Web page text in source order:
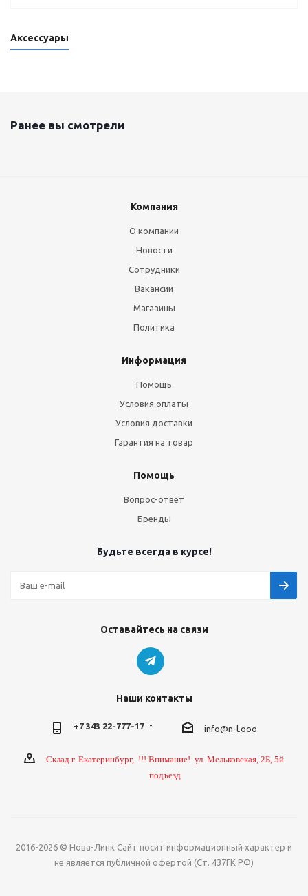
Аксессуары
Ранее вы смотрели
Компания
О компании
Новости
Сотрудники
Вакансии
Магазины
Политика
Информация
Помощь
Условия оплаты
Условия доставки
Гарантия на товар
Помощь
Вопрос-ответ
Бренды
Будьте всегда в курсе!
Оставайтесь на связи
Наши контакты
+7 343 22-777-17 info@n-l.ooo
Склад г. Екатеринбург, !!! Внимание! ул. Мельковская, 2Б, 5й
подъезд
2016-2026 © Нова-Линк Сайт носит информационный характер и
не является публичной офертой (Ст. 437ГК РФ)